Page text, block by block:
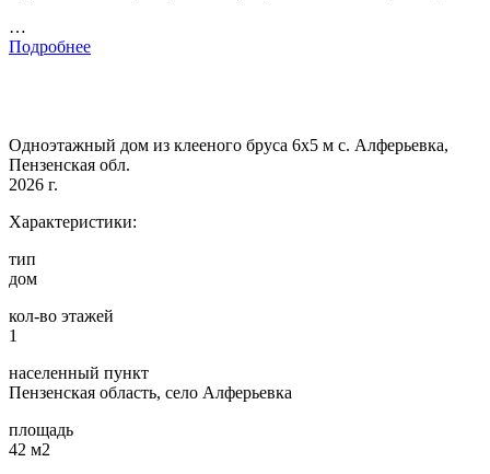
…
Подробнее
Одноэтажный дом из клееного бруса 6х5 м с. Алферьевка,
Пензенская обл.
2026 г.
Характеристики:
тип
дом
кол-во этажей
1
населенный пункт
Пензенская область, село Алферьевка
площадь
42 м2